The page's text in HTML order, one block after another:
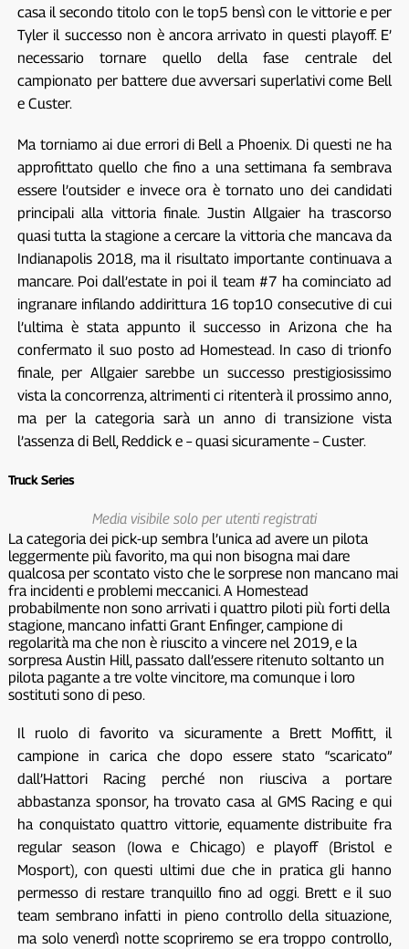
casa il secondo titolo con le top5 bensì con le vittorie e per
Tyler il successo non è ancora arrivato in questi playoff. E’
necessario tornare quello della fase centrale del
campionato per battere due avversari superlativi come Bell
e Custer.
Ma torniamo ai due errori di Bell a Phoenix. Di questi ne ha
approfittato quello che fino a una settimana fa sembrava
essere l’outsider e invece ora è tornato uno dei candidati
principali alla vittoria finale. Justin Allgaier ha trascorso
quasi tutta la stagione a cercare la vittoria che mancava da
Indianapolis 2018, ma il risultato importante continuava a
mancare. Poi dall’estate in poi il team #7 ha cominciato ad
ingranare infilando addirittura 16 top10 consecutive di cui
l’ultima è stata appunto il successo in Arizona che ha
confermato il suo posto ad Homestead. In caso di trionfo
finale, per Allgaier sarebbe un successo prestigiosissimo
vista la concorrenza, altrimenti ci ritenterà il prossimo anno,
ma per la categoria sarà un anno di transizione vista
l’assenza di Bell, Reddick e – quasi sicuramente – Custer.
Truck Series
Media visibile solo per utenti registrati
La categoria dei pick-up sembra l’unica ad avere un pilota
leggermente più favorito, ma qui non bisogna mai dare
qualcosa per scontato visto che le sorprese non mancano mai
fra incidenti e problemi meccanici. A Homestead
probabilmente non sono arrivati i quattro piloti più forti della
stagione, mancano infatti Grant Enfinger, campione di
regolarità ma che non è riuscito a vincere nel 2019, e la
sorpresa Austin Hill, passato dall’essere ritenuto soltanto un
pilota pagante a tre volte vincitore, ma comunque i loro
sostituti sono di peso.
Il ruolo di favorito va sicuramente a Brett Moffitt, il
campione in carica che dopo essere stato “scaricato”
dall’Hattori Racing perché non riusciva a portare
abbastanza sponsor, ha trovato casa al GMS Racing e qui
ha conquistato quattro vittorie, equamente distribuite fra
regular season (Iowa e Chicago) e playoff (Bristol e
Mosport), con questi ultimi due che in pratica gli hanno
permesso di restare tranquillo fino ad oggi. Brett e il suo
team sembrano infatti in pieno controllo della situazione,
ma solo venerdì notte scopriremo se era troppo controllo,